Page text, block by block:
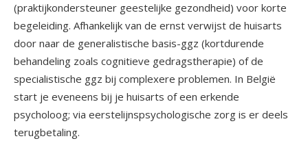
(praktijkondersteuner geestelijke gezondheid) voor korte
begeleiding. Afhankelijk van de ernst verwijst de huisarts
door naar de generalistische basis-ggz (kortdurende
behandeling zoals cognitieve gedragstherapie) of de
specialistische ggz bij complexere problemen. In België
start je eveneens bij je huisarts of een erkende
psycholoog; via eerstelijnspsychologische zorg is er deels
terugbetaling.